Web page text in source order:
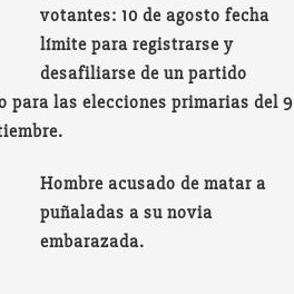
votantes: 10 de agosto fecha
límite para registrarse y
desafiliarse de un partido
para las elecciones primarias del 9
Hombre acusado de matar a
puñaladas a su novia
embarazada.